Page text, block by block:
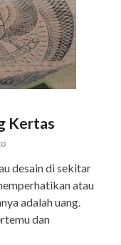
Kertas
desain di sekitar
atau
adalah uang.
dan